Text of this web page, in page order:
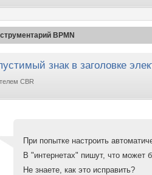
BPMN
знак в заголовке
CBR
При попытке настроить
В "интернетах" пишут, что может
Не знаете, как это исправить?